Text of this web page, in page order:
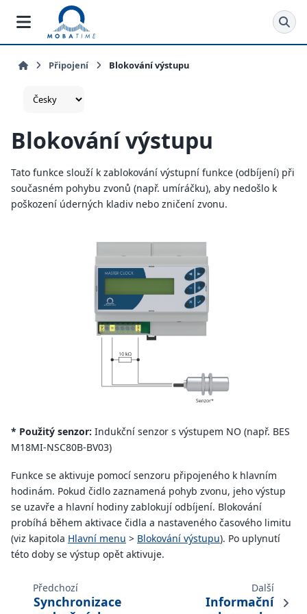
Připojení Blokování výstupu
Blokování výstupu
Tato funkce slouží k zablokování výstupní funkce (odbíjení) při
současném pohybu zvonů (např. umíráčku), aby nedošlo k
poškození úderných kladiv nebo zničení zvonu.
* Použitý senzor: Indukční senzor s výstupem NO (např. BES
M18MI-NSC80B-BV03)
Funkce se aktivuje pomocí senzoru připojeného k hlavním
hodinám. Pokud čidlo zaznamená pohyb zvonu, jeho výstup
se uzavře a hlavní hodiny zablokují odbíjení. Blokování
probíhá během aktivace čidla a nastaveného časového limitu
(viz kapitola Hlavní menu > Blokování výstupu). Po uplynutí
této doby se výstup opět aktivuje.
Předchozí
Synchronizace
Další
Informační